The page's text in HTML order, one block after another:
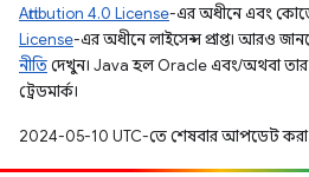
Attribution 4.0 License-এর অধীনে এবং
License-এর অধীনে লাইসেন্স প্রাপ্ত। আরও
নীতিদেখুন। Java হল Oracle এবং/অথবা তার
ট্রেডমার্ক।
2024-05-10 UTC-তে শেষবার আপডেট করা